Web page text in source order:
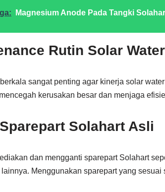
Magnesium Anode Pada Tangki
Rutin Solar
sangat penting agar kinerja solar
kerusakan besar dan menjaga
Solahart Asli
dan mengganti sparepart Solahart
Menggunakan sparepart yang